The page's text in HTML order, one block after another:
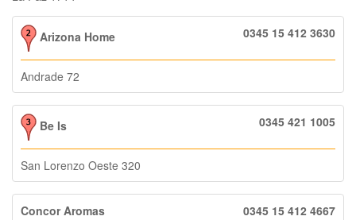
Arizona Home 0345 15 412 3630
Andrade 72
Be Is 0345 421 1005
San Lorenzo Oeste 320
Concor Aromas 0345 15 412 4667